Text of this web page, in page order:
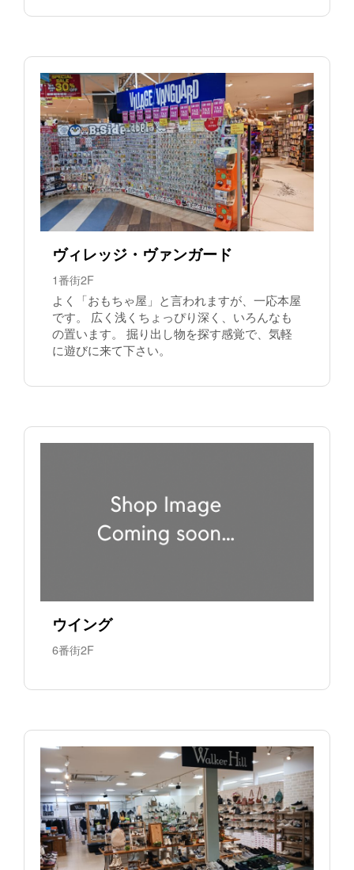
ヴィレッジ・ヴァンガード
1番街2F
よく「おもちゃ屋」と言われますが、一応本屋
です。 広く浅くちょっぴり深く、いろんなも
の置います。 掘り出し物を探す感覚で、気軽
に遊びに来て下さい。
ウイング
6番街2F